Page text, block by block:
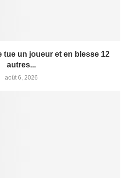
tue un joueur et en blesse 12
autres...
août 6, 2026